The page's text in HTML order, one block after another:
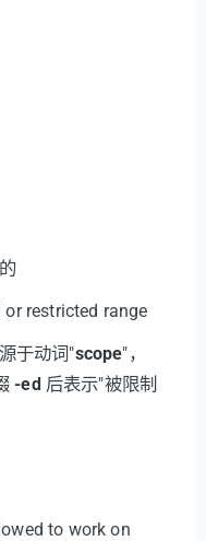
restricted range
于动词"scope"，
-ed后表示"被限制
to work on